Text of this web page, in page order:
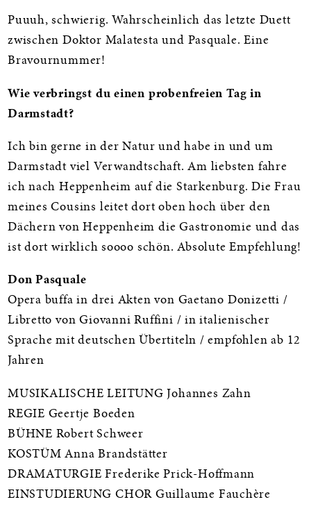
Puuuh, schwierig. Wahrscheinlich das letzte Duett
zwischen Doktor Malatesta und Pasquale. Eine
Bravournummer!
Wie verbringst du einen probenfreien Tag in
Darmstadt?
Ich bin gerne in der Natur und habe in und um
Darmstadt viel Verwandtschaft. Am liebsten fahre
ich nach Heppenheim auf die Starkenburg. Die Frau
meines Cousins leitet dort oben hoch über den
Dächern von Heppenheim die Gastronomie und das
ist dort wirklich soooo schön. Absolute Empfehlung!
Don Pasquale
Opera buffa in drei Akten von Gaetano Donizetti /
Libretto von Giovanni Ruffini / in italienischer
Sprache mit deutschen Übertiteln / empfohlen ab 12
Jahren
MUSIKALISCHE LEITUNG Johannes Zahn
REGIE Geertje Boeden
BÜHNE Robert Schweer
KOSTÜM Anna Brandstätter
DRAMATURGIE Frederike Prick-Hoffmann
EINSTUDIERUNG CHOR Guillaume Fauchère